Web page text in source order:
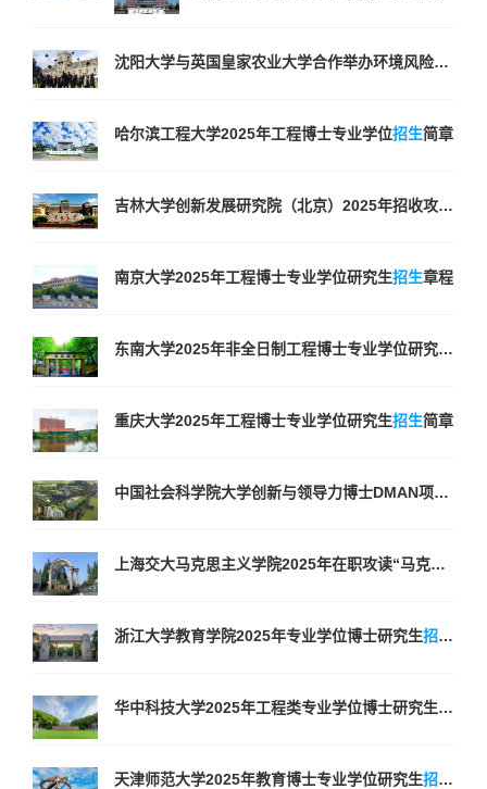
沈阳大学与英国皇家农业大学合作举办环境风险管理与可持续发展专业博士学位教育项目
哈尔滨工程大学2025年工程博士专业学位招生简章
吉林大学创新发展研究院（北京）2025年招收攻读博士学位研究生
南京大学2025年工程博士专业学位研究生招生章程
东南大学2025年非全日制工程博士专业学位研究生
重庆大学2025年工程博士专业学位研究生招生简章
中国社会科学院大学创新与领导力博士DMAN项目
上海交大马克思主义学院2025年在职攻读“马克思主义理论”博士学位研究生
浙江大学教育学院2025年专业学位博士研究生招生
华中科技大学2025年工程类专业学位博士研究生
招生
天津师范大学2025年教育博士专业学位研究生招生